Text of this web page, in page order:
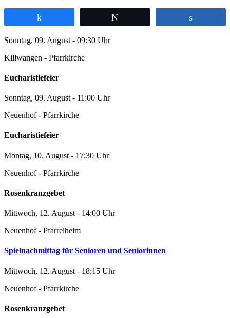
Sonntag, 09. August - 09:30 Uhr
Killwangen - Pfarrkirche
Eucharistiefeier
Sonntag, 09. August - 11:00 Uhr
Neuenhof - Pfarrkirche
Eucharistiefeier
Montag, 10. August - 17:30 Uhr
Neuenhof - Pfarrkirche
Rosenkranzgebet
Mittwoch, 12. August - 14:00 Uhr
Neuenhof - Pfarreiheim
Spielnachmittag für Senioren und Seniorinnen
Mittwoch, 12. August - 18:15 Uhr
Neuenhof - Pfarrkirche
Rosenkranzgebet